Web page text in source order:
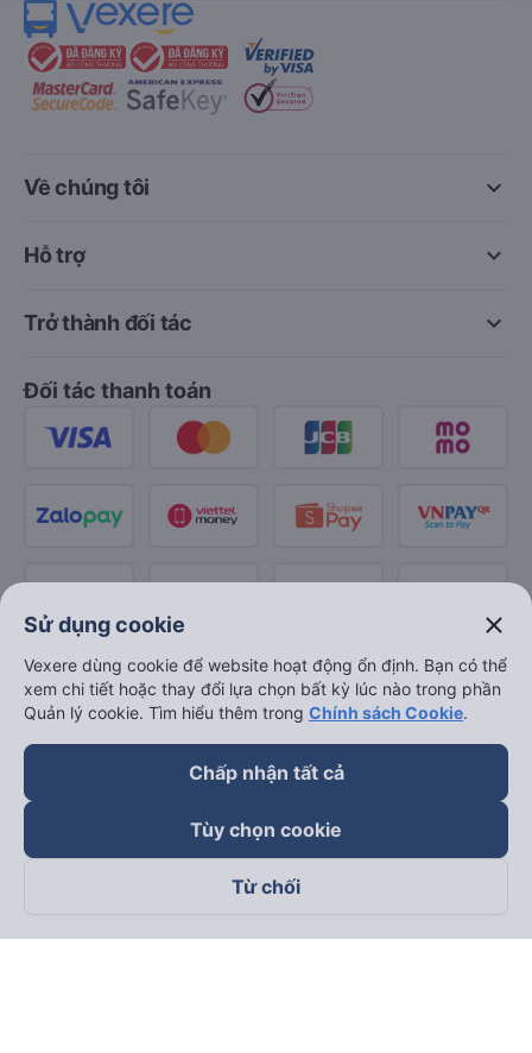
keyboard_arrow_down
Về chúng tôi
keyboard_arrow_down
Hỗ trợ
keyboard_arrow_down
Trở thành đối tác
Đối tác thanh toán
Theo dõi chúng tôi trên
Sử dụng cookie close
Vexere dùng cookie để website hoạt động ổn định. Bạn có thể
xem chi tiết hoặc thay đổi lựa chọn bất kỳ lúc nào trong phần
Quản lý cookie. Tìm hiểu thêm trong Chính sách Cookie.
Chấp nhận tất cả
Tùy chọn cookie
Từ chối